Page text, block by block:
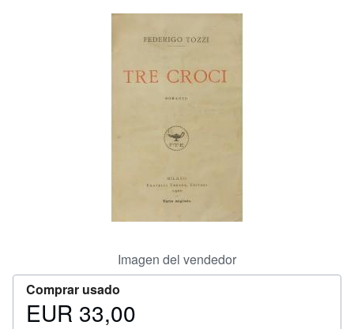
CERRAR
Imagen del vendedor
Comprar usado
Precio
EUR 33,00